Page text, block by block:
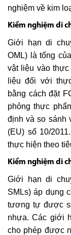
nghiệm về kim
Kiểm nghiệm di
Giới hạn di
OML) là tổng
vật liệu vào thực
liệu đối với
bằng cách đặt
phỏng thực
định và so sánh
(EU) số 10/
thực hiện theo
Kiểm nghiệm di
Giới hạn di
SMLs) áp dụng
tương tự được
nhựa. Các giới
cho phép được